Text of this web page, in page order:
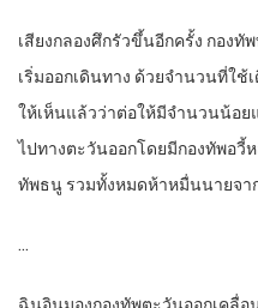
เสียงกลองศึกรัวขึ้นอีกครั้ง กอง
เริ่มออกเดินทาง ด้วยจำนวนที่ใ
ให้เห็นแล้วว่าต่อให้มีจำนวนน้อย
ไปทางตะวันออกโดยมีกองทัพอ
ทัพธนู รวมทั้งหมดห้าหมื่นนายจา
…